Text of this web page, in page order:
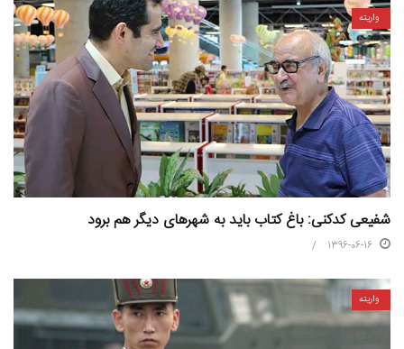
واریته
شفیعی کدکنی: باغ کتاب باید به شهرهای دیگر هم برود
1396-06-16
واریته